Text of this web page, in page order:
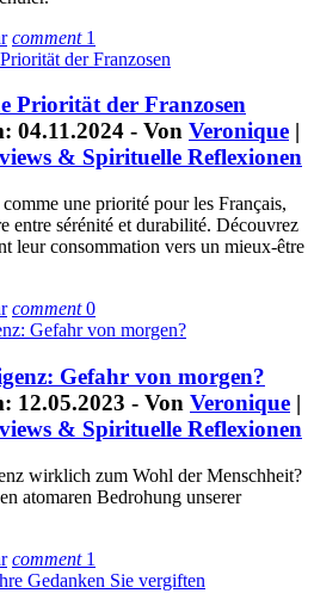
comment1
Priorität der Franzosen
04.11.2024 - Von Veronique |
& Spirituelle Reflexionen
une priorité pour les Français,
entre sérénité et durabilité. Découvrez
leur consommation vers un mieux-être
comment0
Gefahr von morgen?
12.05.2023 - Von Veronique |
& Spirituelle Reflexionen
wirklich zum Wohl der Menschheit?
atomaren Bedrohung unserer
comment1